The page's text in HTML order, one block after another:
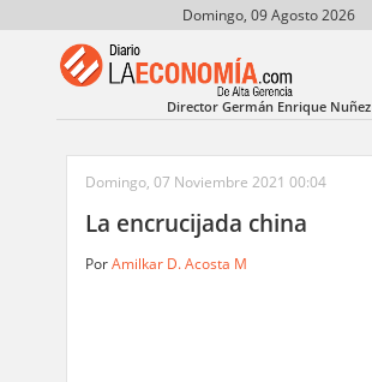
Domingo, 09 Agosto 2026
Director Germán Enrique Nuñez
Domingo, 07 Noviembre 2021 00:04
La encrucijada china
PorAmilkar D. Acosta M